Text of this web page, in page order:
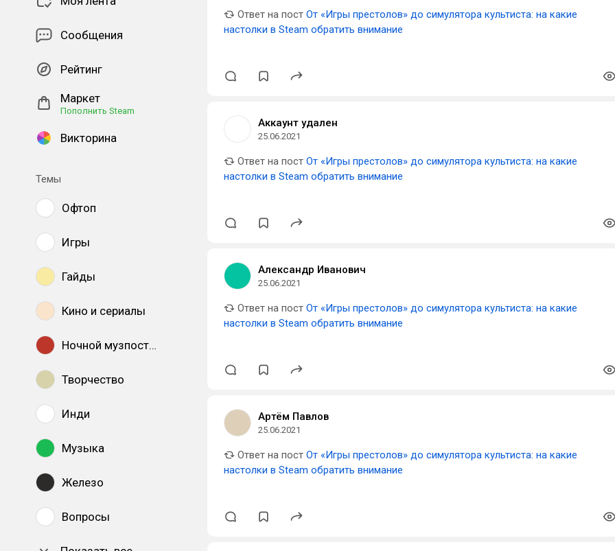
Сообщения
Рейтинг
Маркет
Пополнить Steam
Викторина
Темы
Офтоп
Игры
Гайды
Кино и сериалы
Ночной музпостинг
Творчество
Инди
Музыка
Железо
Вопросы
Ответ на пост От «Игры престолов» до симулятора культиста: на какие
настолки в Steam обратить внимание
Аккаунт удален
25.06.2021
Ответ на пост От «Игры престолов» до симулятора культиста: на какие
настолки в Steam обратить внимание
Александр Иванович
25.06.2021
Ответ на пост От «Игры престолов» до симулятора культиста: на какие
настолки в Steam обратить внимание
Артём Павлов
25.06.2021
Ответ на пост От «Игры престолов» до симулятора культиста: на какие
настолки в Steam обратить внимание